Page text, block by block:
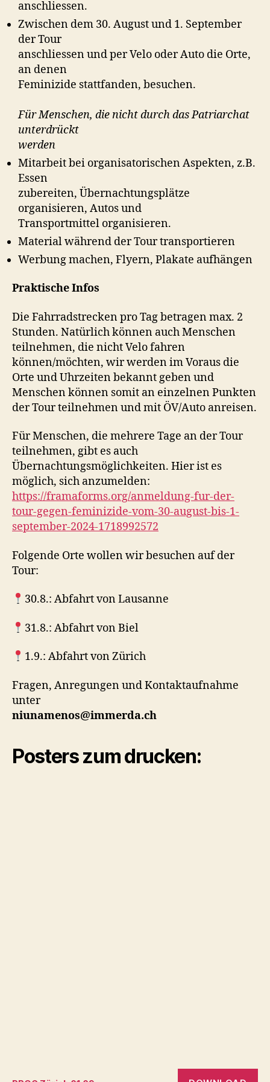
anschliessen.
Zwischen dem 30. August und 1. September
der Tour
anschliessen und per Velo oder Auto die Orte,
an denen
Feminizide stattfanden, besuchen.
Für Menschen, die nicht durch das Patriarchat
unterdrückt
werden
Mitarbeit bei organisatorischen Aspekten, z.B.
Essen
zubereiten, Übernachtungsplätze
organisieren, Autos und
Transportmittel organisieren.
Material während der Tour transportieren
Werbung machen, Flyern, Plakate aufhängen
Praktische Infos
Die Fahrradstrecken pro Tag betragen max. 2
Stunden. Natürlich können auch Menschen
teilnehmen, die nicht Velo fahren
können/möchten, wir werden im Voraus die
Orte und Uhrzeiten bekannt geben und
Menschen können somit an einzelnen Punkten
der Tour teilnehmen und mit ÖV/Auto anreisen.
Für Menschen, die mehrere Tage an der Tour
teilnehmen, gibt es auch
Übernachtungsmöglichkeiten. Hier ist es
möglich, sich anzumelden:
https://framaforms.org/anmeldung-fur-der-
tour-gegen-feminizide-vom-30-august-bis-1-
september-2024-1718992572
Folgende Orte wollen wir besuchen auf der
Tour:
30.8.: Abfahrt von Lausanne
31.8.: Abfahrt von Biel
1.9.: Abfahrt von Zürich
Fragen, Anregungen und Kontaktaufnahme
unter
niunamenos@immerda.ch
Posters zum drucken: